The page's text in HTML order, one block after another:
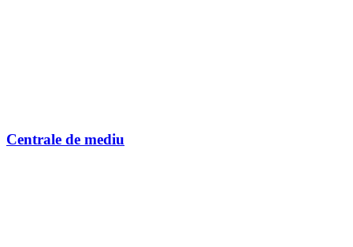
Centrale de mediu